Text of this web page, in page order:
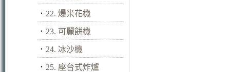
． 22. 爆米花機
． 23. 可麗餅機
． 24. 冰沙機
． 25. 座台式炸爐